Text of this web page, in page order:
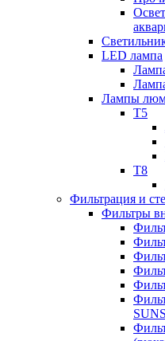
LED лампа
Лампы
T5
T8
Фильтрация и
Фильтры